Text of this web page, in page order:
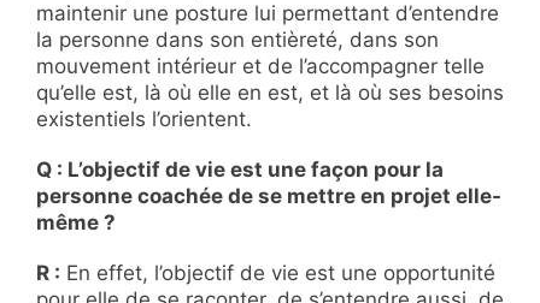
maintenir une posture lui permettant d’entendre
la personne dans son entièreté, dans son
mouvement intérieur et de l’accompagner telle
qu’elle est, là où elle en est, et là où ses besoins
existentiels l’orientent.
Q : L’objectif de vie est une façon pour la
personne coachée de se mettre en projet elle-
même ?
R : En effet, l’objectif de vie est une opportunité